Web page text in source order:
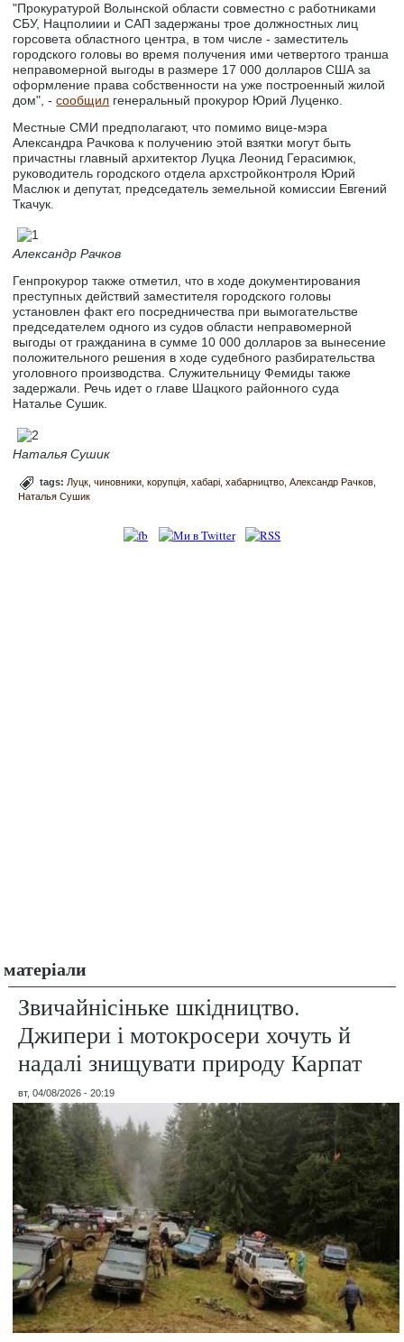
"Прокуратурой Волынской области совместно с работниками
СБУ, Нацполиии и САП задержаны трое должностных лиц
горсовета областного центра, в том числе - заместитель
городского головы во время получения ими четвертого транша
неправомерной выгоды в размере 17 000 долларов США за
оформление права собственности на уже построенный жилой
дом", -сообщил генеральный прокурор Юрий Луценко.
Местные СМИ предполагают, что помимо вице-мэра
Александра Рачкова к получению этой взятки могут быть
причастны главный архитектор Луцка Леонид Герасимюк,
руководитель городского отдела архстройконтроля Юрий
Маслюк и депутат, председатель земельной комиссии Евгений
Ткачук.
Александр Рачков
Генпрокурор также отметил, что в ходе документирования
преступных действий заместителя городского головы
установлен факт его посредничества при вымогательстве
председателем одного из судов области неправомерной
выгоды от гражданина в сумме 10 000 долларов за вынесение
положительного решения в ходе судебного разбирательства
уголовного производства. Служительницу Фемиды также
задержали. Речь идет о главе Шацкого районного суда
Наталье Сушик.
Наталья Сушик
tags: Луцк чиновники корупція хабарі хабарництво Александр Рачков
Наталья Сушик
матеріали
Звичайнісіньке шкідництво.
Джипери і мотокросери хочуть й
надалі знищувати природу Карпат
вт, 04/08/2026 - 20:19